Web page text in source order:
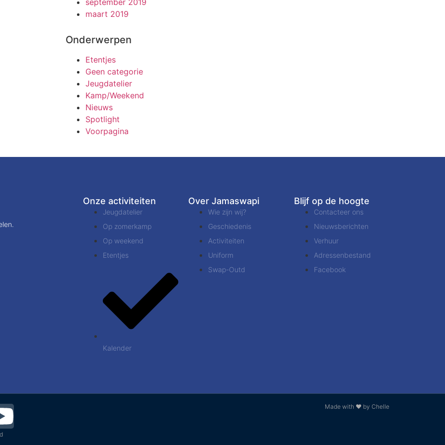
september 2019
maart 2019
Onderwerpen
Etentjes
Geen categorie
Jeugdatelier
Kamp/Weekend
Nieuws
Spotlight
Voorpagina
Onze activiteiten
Jeugdatelier
Op zomerkamp
Op weekend
Etentjes
Kalender
Over Jamaswapi
Wie zijn wij?
Geschiedenis
Activiteiten
Uniform
Swap-Outd
Blijf op de hoogte
Contacteer ons
Nieuwsberichten
Verhuur
Adressenbestand
Facebook
Made with ❤ by Chelle